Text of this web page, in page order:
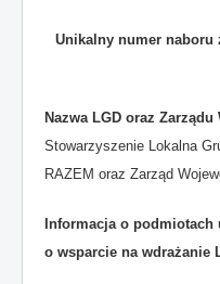
Unikalny numer naboru
Nazwa LGD oraz Zarządu
Stowarzyszenie Lokalna
RAZEM oraz Zarząd
Informacja o
o wsparcie na wdrażanie